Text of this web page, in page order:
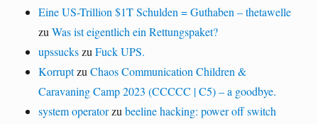
Eine US-Trillion $1T Schulden = Guthaben – thetawelle
zuWas ist eigentlich ein Rettungspaket?
upssuckszuFuck UPS.
KorruptzuChaos Communication Children &
Caravaning Camp 2023 (CCCCC | C5) – a goodbye.
system operatorzubeeline hacking: power off switch